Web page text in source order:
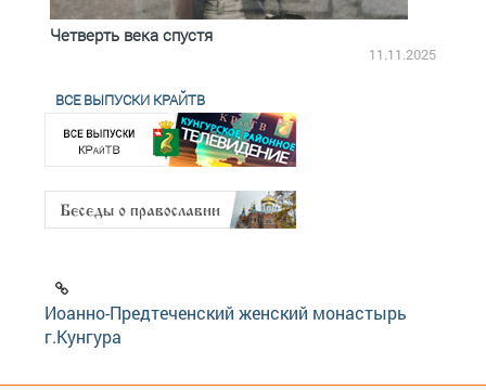
Четверть века спустя
11.11.2025
ВСЕ ВЫПУСКИ КРАЙТВ
Иоанно-Предтеченский женский монастырь
г.Кунгура